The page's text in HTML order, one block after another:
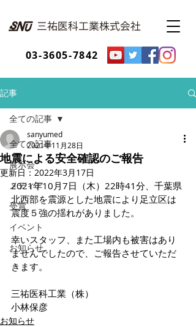
03-3605-7842
記事
全ての記事
展示会
メディア
受賞
イベント
お知らせ
全ての記事
地震による安全確認のご報告
sanyumed
2021年11月28日
更新日：2022年3月17日
2021年10月7日（木）22時41分、千葉県
北西部を震源とした地震により足立区は
震度５強の揺れがありました。
幸いスタッフ、また工場内も被害はあり
ませんでしたので、ご報告させていただ
きます。
三祐医科工業（株）
小林保彦
お知らせ